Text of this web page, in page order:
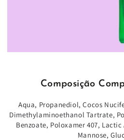
Composição
Aqua, Propanediol, Cocos
Dimethylaminoethanol Tartrate,
Benzoate, Poloxamer 407,
Mannose,